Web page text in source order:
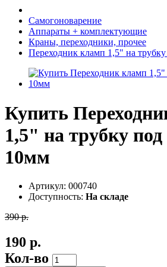
Самогоноварение
Аппараты + комплектующие
Краны, переходники, прочее
Переходник кламп 1,5" на
Купить
1,5" на трубку
10мм
Артикул: 000740
Доступность: На складе
390 р.
190 р.
Кол-во